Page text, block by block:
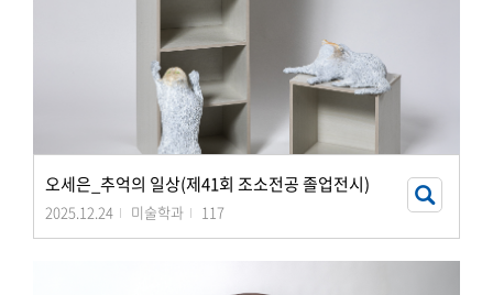
오세은_추억의 일상(제41회 조소전공 졸업전시)
2025.12.24 미술학과 117